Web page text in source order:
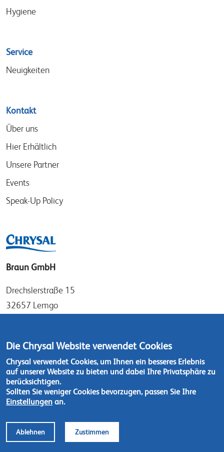
Hygiene
Service
Neuigkeiten
Kontakt
Über uns
Hier Erhältlich
Unsere Partner
Events
Speak-Up Policy
Braun GmbH
Drechslerstraße 15
32657 Lemgo
Tel: +49 (0)52 61 97 56 0
Fax: +49 (0)52 61 97 56 36
Kontaktieren Sie uns
Footer
© Chrysal 2018 Datenschutzerklärung
Die Chrysal Website verwendet Cookies
Chrysal verwendet Cookies, um Ihnen ein besseres Erlebnis
auf unserer Website zu bieten und dabei Ihre Privatsphäre zu
berücksichtigen.
Sollten Sie weniger Cookies bevorzugen, passen Sie Ihre
Einstellungen an.
Ablehnen Zustimmen